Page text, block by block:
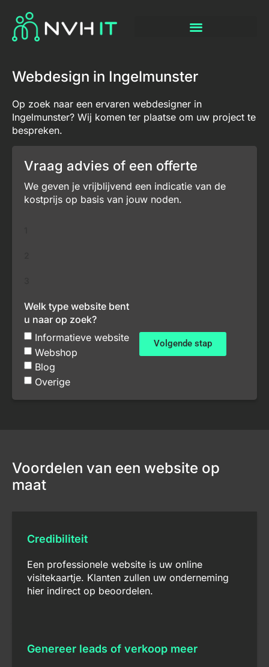
Webdesign in Ingelmunster
Op zoek naar een ervaren webdesigner in
Ingelmunster? Wij komen ter plaatse om uw project te
bespreken.
Vraag advies of een offerte
We geven je vrijblijvend een indicatie van de
kostprijs op basis van jouw noden.
Welk type website bent
u naar op zoek?
Informatieve website
Webshop
Blog
Overige
Volgende stap
Voordelen van een website op
maat
Credibiliteit
Een professionele website is uw online
visitekaartje. Klanten zullen uw onderneming
hier indirect op beoordelen.
Genereer leads of verkoop meer